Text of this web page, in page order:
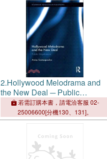
2.Hollywood Melodrama and
the New Deal ─ Public
Daydreams
若需訂購本書，請電洽客服 02-
25006600[分機130、131]。